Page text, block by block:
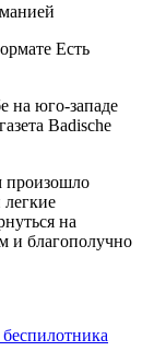
Есть
на юго-западе
Badische
произошло
на
и благополучно